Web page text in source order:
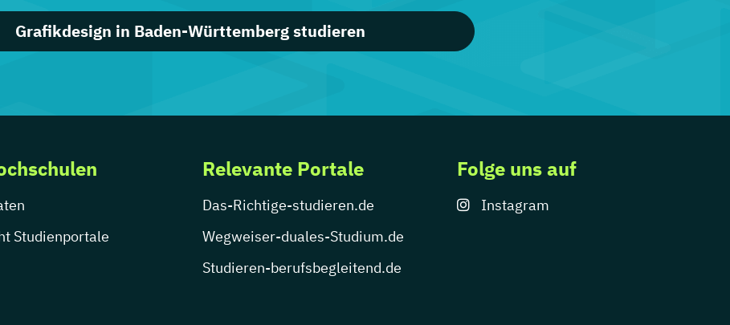
Grafikdesign in Baden-Württemberg studieren
Studienportale
Relevante Portale
Das-Richtige-studieren.de
Wegweiser-duales-Studium.de
Studieren-berufsbegleitend.de
Folge uns auf
Instagram